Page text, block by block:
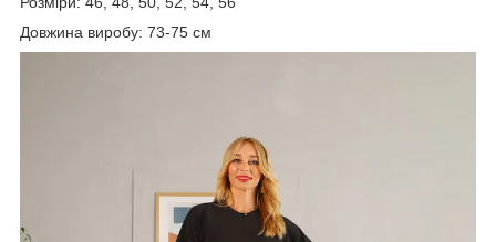
Довжина виробу: 73-75 см